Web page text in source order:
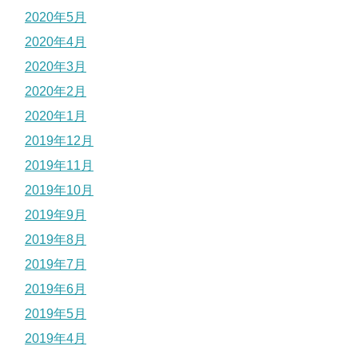
2020年5月
2020年4月
2020年3月
2020年2月
2020年1月
2019年12月
2019年11月
2019年10月
2019年9月
2019年8月
2019年7月
2019年6月
2019年5月
2019年4月